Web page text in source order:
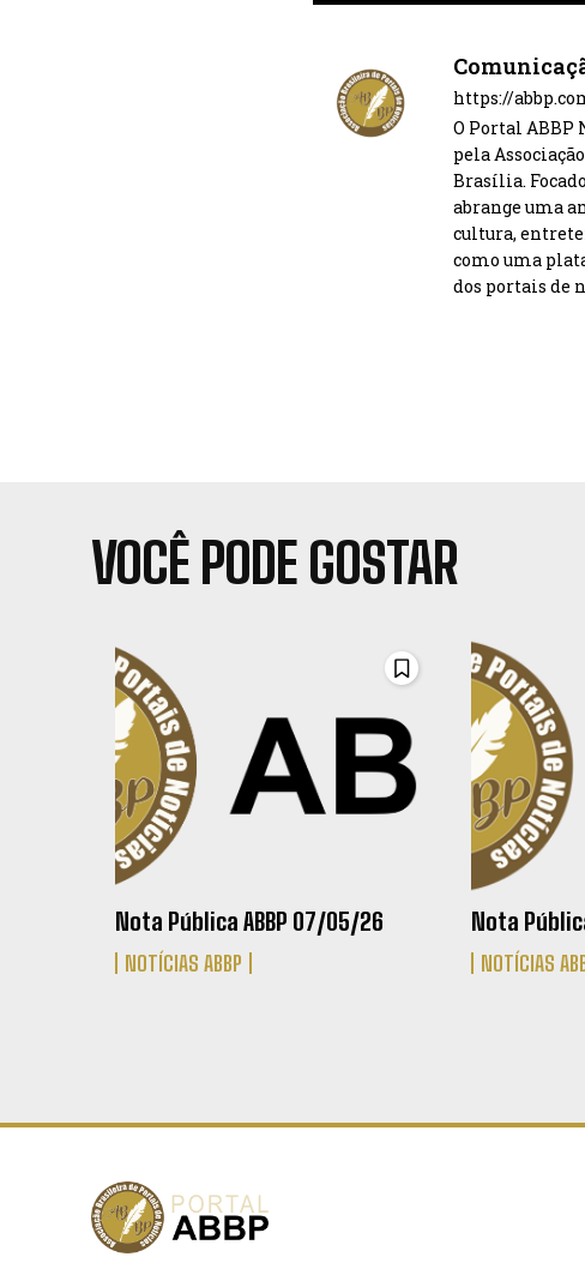
https://
O Portal
pela
Brasília.
abrange uma
cultura,
como uma
dos portais de
VOCÊ PODE GOSTAR
Nota Pública ABBP 07/05/26
NOTÍCIAS ABBP
Nota
NOTÍCIAS